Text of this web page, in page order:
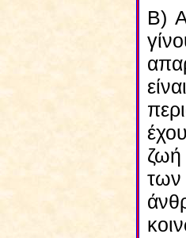
Β)
των